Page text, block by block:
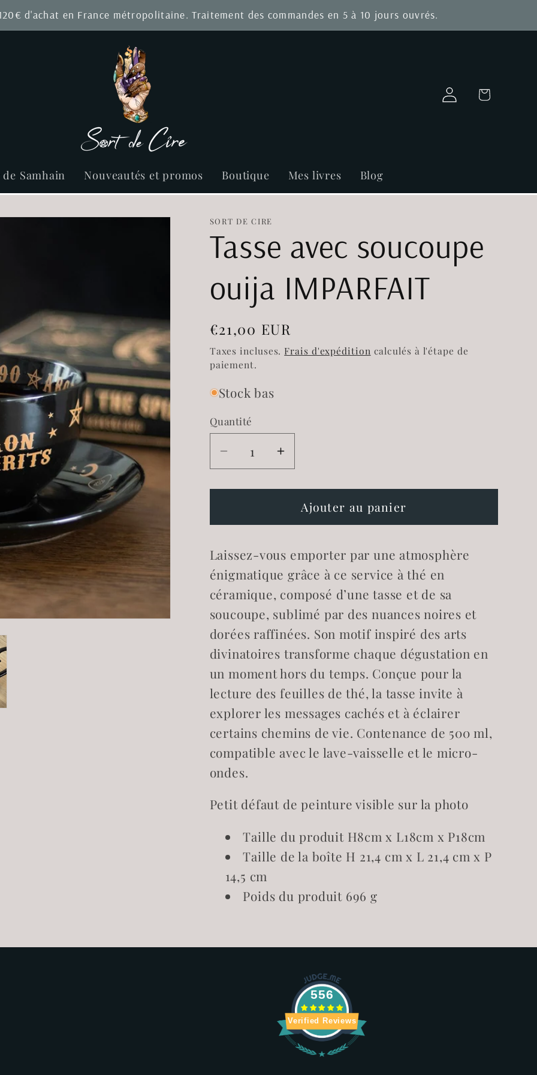
d'achat en France métropolitaine. Traitement des commandes en 5 à 10 jours ouvrés.
Samhain Nouveautés et promos Boutique Mes livres Blog
Connexion Panier
SORT DE CIRE
Tasse avec soucoupe
ouija IMPARFAIT
Prix
habituel
€21,00 EUR
Taxes incluses. Frais d'expédition calculés à l'étape de
paiement.
Stock bas
Quantité
Réduire
la
quantité
Tasse
soucoupe
ouija
IMPARFAIT
Augmenter
la
quantité
Tasse
soucoupe
ouija
IMPARFAIT
Ajouter au panier
Laissez-vous emporter par une atmosphère
énigmatique grâce à ce service à thé en
céramique, composé d’une tasse et de sa
soucoupe, sublimé par des nuances noires et
dorées raffinées. Son motif inspiré des arts
divinatoires transforme chaque dégustation en
un moment hors du temps. Conçue pour la
lecture des feuilles de thé, la tasse invite à
explorer les messages cachés et à éclairer
certains chemins de vie. Contenance de 500 ml,
compatible avec le lave-vaisselle et le micro-
ondes.
Petit défaut de peinture visible sur la photo
Taille du produit H8cm x L18cm x P18cm
Taille de la boîte H 21,4 cm x L 21,4 cm x P
14,5 cm
Poids du produit 696 g
556
Verified Reviews